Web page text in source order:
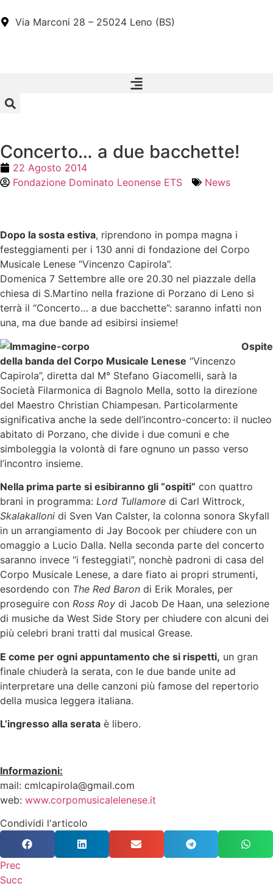
Via Marconi 28 – 25024 Leno (BS)
Concerto… a due bacchette!
22 Agosto 2014
Fondazione Dominato Leonense ETS
News
Dopo la sosta estiva, riprendono in pompa magna i
festeggiamenti per i 130 anni di fondazione del Corpo
Musicale Lenese “Vincenzo Capirola”.
Domenica 7 Settembre alle ore 20.30 nel piazzale della
chiesa di S.Martino nella frazione di Porzano di Leno si
terrà il “Concerto… a due bacchette”: saranno infatti non
una, ma due bande ad esibirsi insieme!
Ospite
della banda del Corpo Musicale Lenese “Vincenzo
Capirola”, diretta dal M° Stefano Giacomelli, sarà la
Società Filarmonica di Bagnolo Mella, sotto la direzione
del Maestro Christian Chiampesan. Particolarmente
significativa anche la sede dell’incontro-concerto: il nucleo
abitato di Porzano, che divide i due comuni e che
simboleggia la volontà di fare ognuno un passo verso
l’incontro insieme.
Nella prima parte si esibiranno gli “ospiti” con quattro
brani in programma: Lord Tullamore di Carl Wittrock,
Skalakalloni di Sven Van Calster, la colonna sonora Skyfall
in un arrangiamento di Jay Bocook per chiudere con un
omaggio a Lucio Dalla. Nella seconda parte del concerto
saranno invece “i festeggiati”, nonchè padroni di casa del
Corpo Musicale Lenese, a dare fiato ai propri strumenti,
esordendo con The Red Baron di Erik Morales, per
proseguire con Ross Roy di Jacob De Haan, una selezione
di musiche da West Side Story per chiudere con alcuni dei
più celebri brani tratti dal musical Grease.
E come per ogni appuntamento che si rispetti, un gran
finale chiuderà la serata, con le due bande unite ad
interpretare una delle canzoni più famose del repertorio
della musica leggera italiana.
L’ingresso alla serata è libero.
Informazioni:
mail: cmlcapirola@gmail.com
web: www.corpomusicalelenese.it
Condividi l'articolo
Prec
Succ